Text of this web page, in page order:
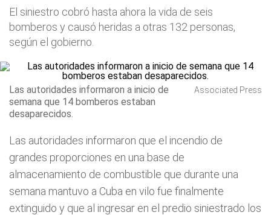
El siniestro cobró hasta ahora la vida de seis
bomberos y causó heridas a otras 132 personas,
según el gobierno.
Las autoridades informaron a inicio de
semana que 14 bomberos estaban
desaparecidos.
Associated Press
Las autoridades informaron que el incendio de
grandes proporciones en una base de
almacenamiento de combustible que durante una
semana mantuvo a Cuba en vilo fue finalmente
extinguido y que al ingresar en el predio siniestrado los